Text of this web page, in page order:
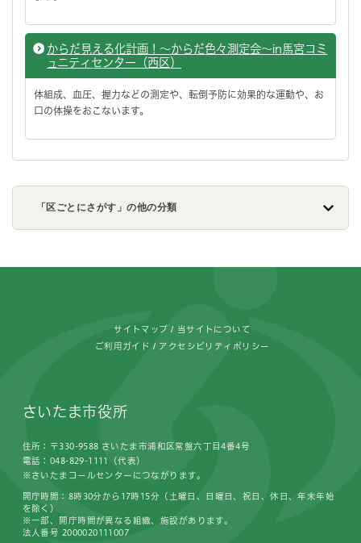
からだ見える化計画！～からだ色々測定会～in馬宮コミ
ュニティセンター（西区）
体組成、血圧、握力などの測定や、転倒予防に効果的な運動や、お
口の体操をおこないます。
「区ごとにさがす」の他の分類
サイトマップ 当サイトについて
ご利用ガイド アクセシビリティポリシー
さいたま市役所
住所：〒330-9588 さいたま市浦和区常盤六丁目4番4号
電話：048-829-1111（代表）
※さいたまコールセンターにつながります。
開庁時間：8時30分から17時15分（土曜日、日曜日、祝日、休日、年末年始
を除く）
※一部、開庁時間が異なる組織、施設があります。
法人番号 2000020111007